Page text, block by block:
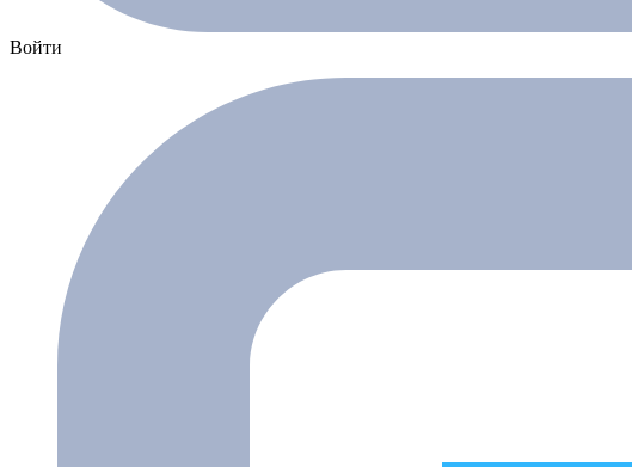
Войти